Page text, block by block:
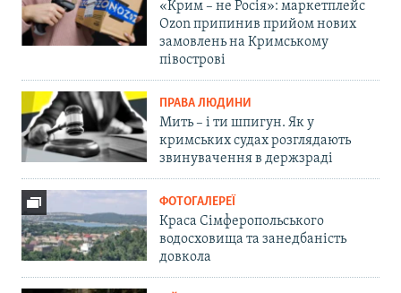
«Крим – не Росія»: маркетплейс
Ozon припинив прийом нових
замовлень на Кримському
півострові
ПРАВА ЛЮДИНИ
Мить – і ти шпигун. Як у
кримських судах розглядають
звинувачення в держзраді
ФОТОГАЛЕРЕЇ
Краса Сімферопольського
водосховища та занедбаність
довкола